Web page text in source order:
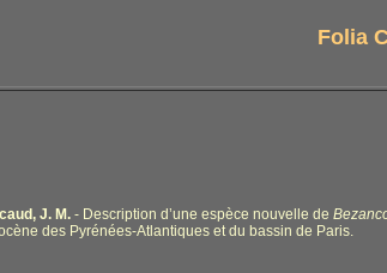
Folia
J. M. - Description d’une espèce nouvelle de
des Pyrénées-Atlantiques et du bassin de Paris.